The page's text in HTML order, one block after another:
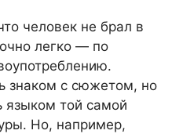
человек не брал в
легко — по
знаком с сюжетом, но
языком той самой
Но, например,